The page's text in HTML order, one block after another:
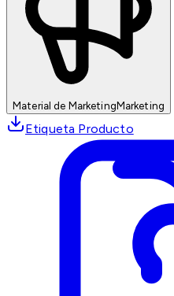
Material de MarketingMarketing
Etiqueta Producto